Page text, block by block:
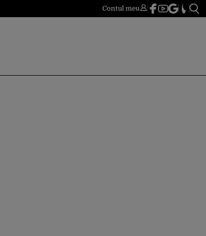
Contul meu